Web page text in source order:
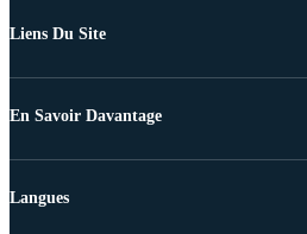
Liens Du Site
En Savoir Davantage
Langues